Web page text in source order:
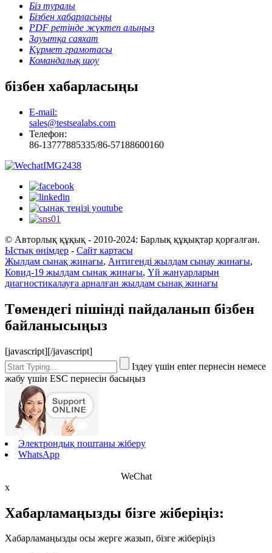
Біз туралы
Бізбен хабарласыңы
PDF ретінде жүктеп алыңыз
Зауытқа саяхат
Құрмет грамотасы
Командалық шоу
бізбен хабарласыңы
E-mail:
sales@testsealabs.com
Телефон:
86-13777885335/86-57188600160
© Авторлық құқық - 2010-2024: Барлық құқықтар қорғалған.
Ыстық өнімдер - Сайт картасы
Жылдам сынақ жинағы, Антигенді жылдам сынау жинағы,
Ковид-19 жылдам сынақ жинағы, Үй жануарларын
диагностикалауға арналған жылдам сынақ жинағы
Төмендегі пішінді пайдаланып бізбен
байланысыңыз
[javascript][/javascript]
Іздеу үшін enter пернесін немесе
жабу үшін ESC пернесін басыңыз
Электрондық поштаны жіберу
WhatsApp
WeChat
x
Хабарламаңызды бізге жіберіңіз:
Хабарламаңызды осы жерге жазып, бізге жіберіңіз